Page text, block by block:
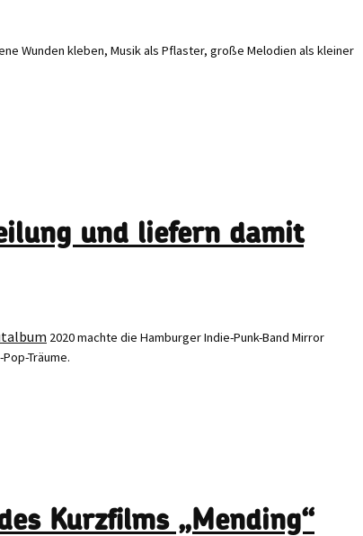
Wunden kleben, Musik als Pflaster, große Melodien als kleiner
und liefern damit
2020 machte die Hamburger Indie-Punk-Band Mirror
Träume.
Kurzfilms „Mending“